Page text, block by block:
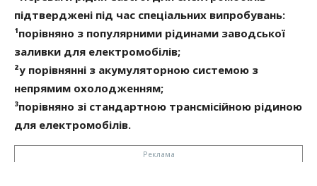
підтверджені під час спеціальних випробувань:
¹порівняно з популярними рідинами заводської
заливки для електромобілів;
²у порівнянні з акумуляторною системою з
непрямим охолодженням;
³порівняно зі стандартною трансмісійною рідиною
для електромобілів.